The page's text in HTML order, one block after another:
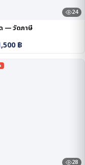
24
— วัดภาษี
฿
28